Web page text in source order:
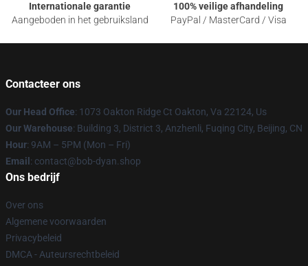
Internationale garantie
Aangeboden in het gebruiksland
100% veilige afhandeling
PayPal / MasterCard / Visa
Contacteer ons
Our Head Office: 1073 Oakton Ridge Ct Oakton, Va 22124, Us
Our Warehouse: Building 3, District 3, Anzhenli, Fuqing City, Beijing, CN
Hour: 9AM – 5PM (Mon – Fri)
Email : contact@bob-dyan.shop
Ons bedrijf
Over ons
Algemene voorwaarden
Privacybeleid
DMCA - Auteursrechtbeleid